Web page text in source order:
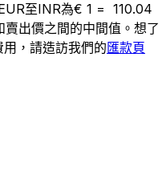
至INR為€ 1 = ₹ 110.04
賣出價之間的中間值。想了
，請造訪我們的匯款頁